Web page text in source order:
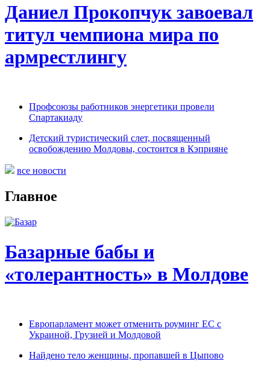
Даниел Прокопчук завоевал
титул чемпиона мира по
армрестлингу
Профсоюзы работников энергетики провели
Спартакиаду
Детский туристический слет, посвященный
освобождению Молдовы, состоится в Кэприяне
все новости
Главное
Базарные бабы и
«толерантность» в Молдове
Европарламент может отменить роуминг ЕС с
Украиной, Грузией и Молдовой
Найдено тело женщины, пропавшей в Цыпово